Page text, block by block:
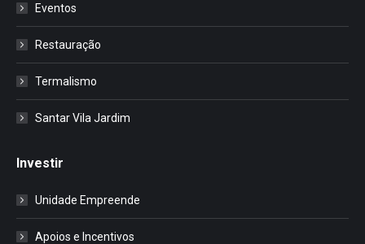
Eventos
Restauração
Termalismo
Santar Vila Jardim
Investir
Unidade Empreende
Apoios e Incentivos